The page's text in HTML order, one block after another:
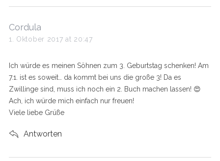
s
a
s
:
Cordula
1. Oktober 2017 at 20:47
Ich würde es meinen Söhnen zum 3. Geburtstag schenken! Am
7.1. ist es soweit… da kommt bei uns die große 3! Da es
Zwillinge sind, muss ich noch ein 2. Buch machen lassen! 😍
Ach, ich würde mich einfach nur freuen!
Viele liebe Grüße
Antworten